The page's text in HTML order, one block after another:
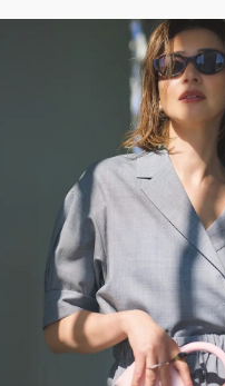
ミアムNEWS
ミアム通販